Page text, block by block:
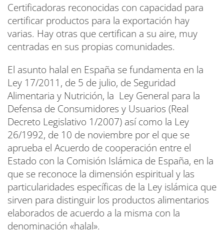
Certificadoras reconocidas con capacidad para
certificar productos para la exportación hay
varias. Hay otras que certifican a su aire, muy
centradas en sus propias comunidades.
El asunto halal en España se fundamenta en la
Ley 17/2011, de 5 de julio, de Seguridad
Alimentaria y Nutrición, la Ley General para la
Defensa de Consumidores y Usuarios (Real
Decreto Legislativo 1/2007) así como la Ley
26/1992, de 10 de noviembre por el que se
aprueba el Acuerdo de cooperación entre el
Estado con la Comisión Islámica de España, en la
que se reconoce la dimensión espiritual y las
particularidades específicas de la Ley islámica que
sirven para distinguir los productos alimentarios
elaborados de acuerdo a la misma con la
denominación «halal».